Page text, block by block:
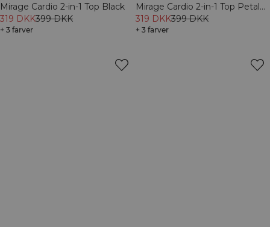
Mirage Cardio 2-in-1 Top Black
319 DKK399 DKK
+ 3 farver
Mirage Cardio 2-in-1 Top Petal
Pink
319 DKK399 DKK
+ 3 farver